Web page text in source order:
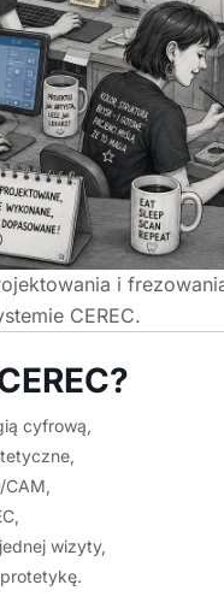
i
CEREC.
cyfrową,
CAM,
wizyty,